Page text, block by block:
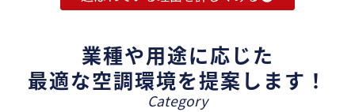
業種や用途に応じた
最適な空調環境を提案します！
Category